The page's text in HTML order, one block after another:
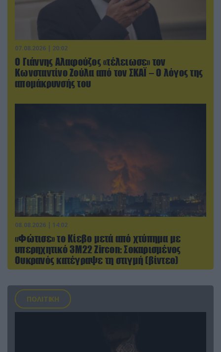
07.08.2026 | 20:02
Ο Γιάννης Αλαφούζος «τέλειωσε» τον
Κωνσταντίνο Ζούλα από τον ΣΚΑΪ – Ο λόγος της
απομάκρυνσής του
08.08.2026 | 14:02
«Φώτισε» το Κίεβο μετά από χτύπημα με
υπερηχητικό 3M22 Zircon: Σοκαρισμένος
Ουκρανός κατέγραψε τη στιγμή (βίντεο)
ΠΟΛΙΤΙΚΗ